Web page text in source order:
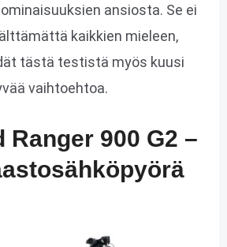
ansiosta. Se ei
kaikkien mieleen,
tästä testistä myös kuusi
vaihtoehtoa.
Ranger 900 G2 –